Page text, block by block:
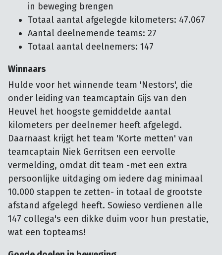
in beweging brengen
Totaal aantal afgelegde kilometers: 47.067
Aantal deelnemende teams: 27
Totaal aantal deelnemers: 147
Winnaars
Hulde voor het winnende team 'Nestors', die
onder leiding van teamcaptain Gijs van den
Heuvel het hoogste gemiddelde aantal
kilometers per deelnemer heeft afgelegd.
Daarnaast krijgt het team 'Korte metten' van
teamcaptain Niek Gerritsen een eervolle
vermelding, omdat dit team -met een extra
persoonlijke uitdaging om iedere dag minimaal
10.000 stappen te zetten- in totaal de grootste
afstand afgelegd heeft. Sowieso verdienen alle
147 collega's een dikke duim voor hun prestatie,
wat een topteams!